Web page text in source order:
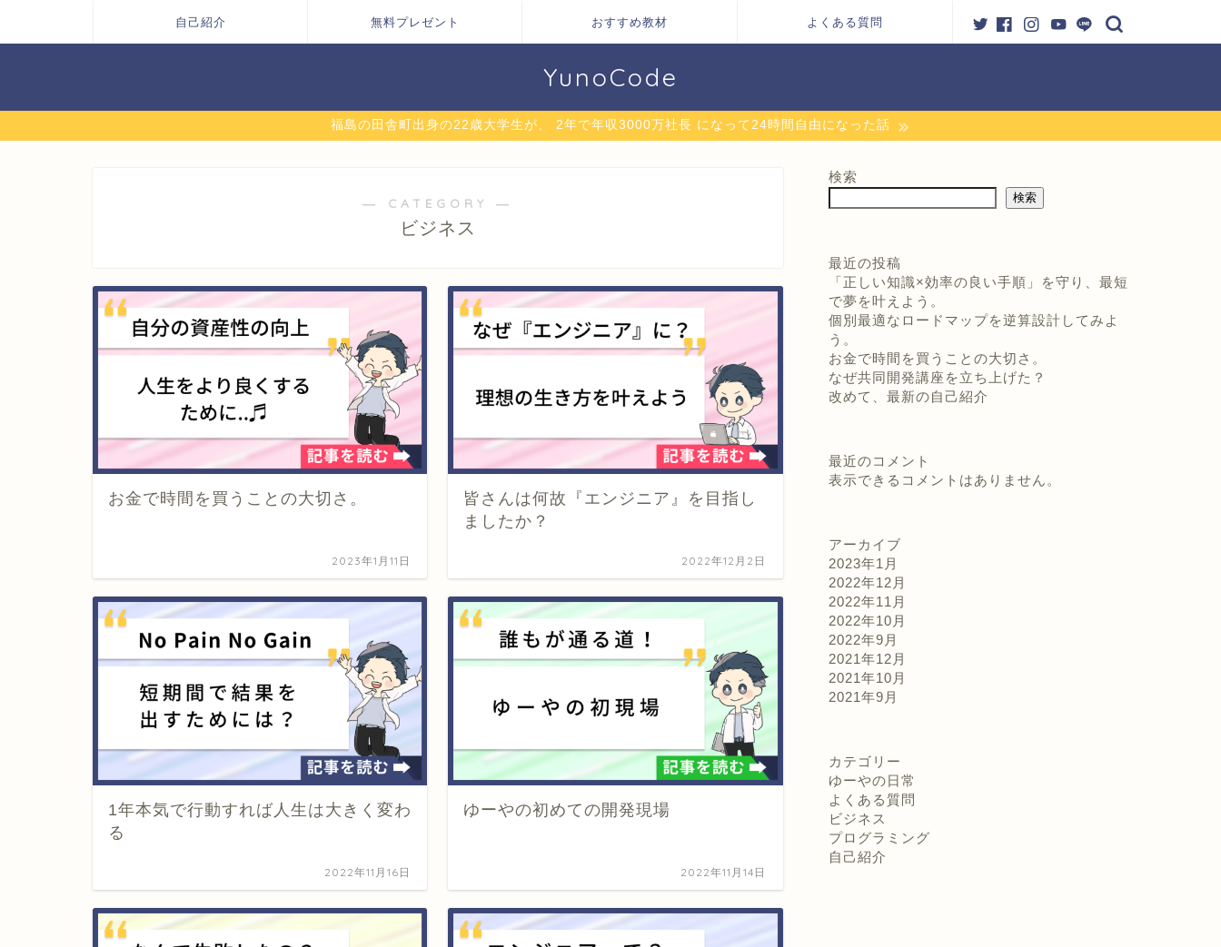
自己紹介 無料プレゼント おすすめ教材 よくある質問
YunoCode
福島の田舎町出身の22歳大学生が、 2年で年収3000万社長 になって24時間自由になった話
― CATEGORY ―
ビジネス
お金で時間を買うことの大切さ。
2023年1月11日
皆さんは何故『エンジニア』を目指し
ましたか？
2022年12月2日
1年本気で行動すれば人生は大きく変わ
る
2022年11月16日
ゆーやの初めての開発現場
2022年11月14日
検索
検索
最近の投稿
「正しい知識×効率の良い手順」を守り、最短
で夢を叶えよう。
個別最適なロードマップを逆算設計してみよ
う。
お金で時間を買うことの大切さ。
なぜ共同開発講座を立ち上げた？
改めて、最新の自己紹介
最近のコメント
表示できるコメントはありません。
アーカイブ
2023年1月
2022年12月
2022年11月
2022年10月
2022年9月
2021年12月
2021年10月
2021年9月
カテゴリー
ゆーやの日常
よくある質問
ビジネス
プログラミング
自己紹介